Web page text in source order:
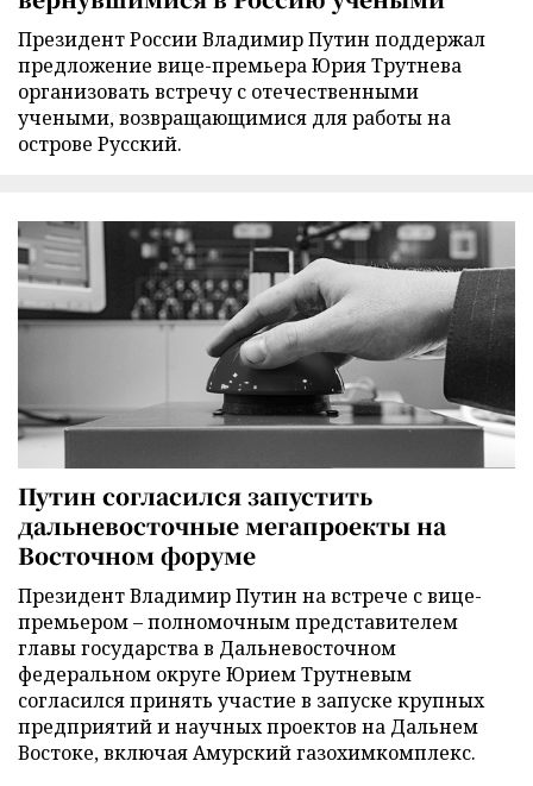
Президент России Владимир Путин поддержал
предложение вице-премьера Юрия Трутнева
организовать встречу с отечественными
учеными, возвращающимися для работы на
острове Русский.
Путин согласился запустить
дальневосточные мегапроекты на
Восточном форуме
Президент Владимир Путин на встрече с вице-
премьером – полномочным представителем
главы государства в Дальневосточном
федеральном округе Юрием Трутневым
согласился принять участие в запуске крупных
предприятий и научных проектов на Дальнем
Востоке, включая Амурский газохимкомплекс.